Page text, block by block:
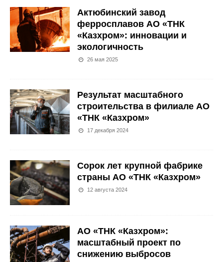
Актюбинский завод
ферросплавов АО «ТНК
«Казхром»: инновации и
экологичность
26 мая 2025
Результат масштабного
строительства в филиале АО
«ТНК «Казхром»
17 декабря 2024
Сорок лет крупной фабрике
страны АО «ТНК «Казхром»
12 августа 2024
АО «ТНК «Казхром»:
масштабный проект по
снижению выбросов